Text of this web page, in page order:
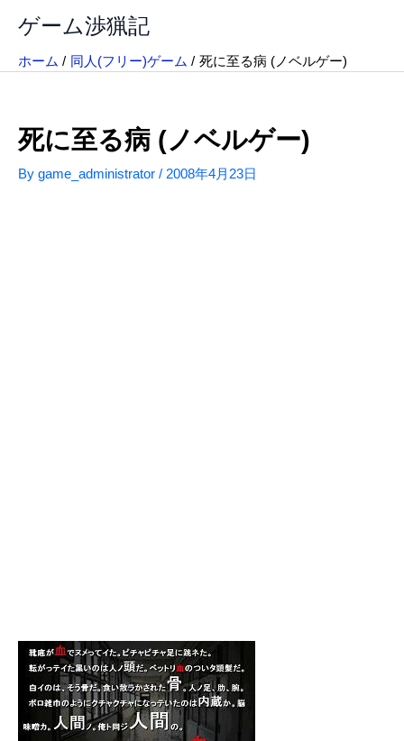
ス
ゲーム渉猟記
ホーム 同人(フリー)ゲーム 死に至る病 (ノベルゲー)
死に至る病 (ノベルゲー)
By game_administrator / 2008年4月23日